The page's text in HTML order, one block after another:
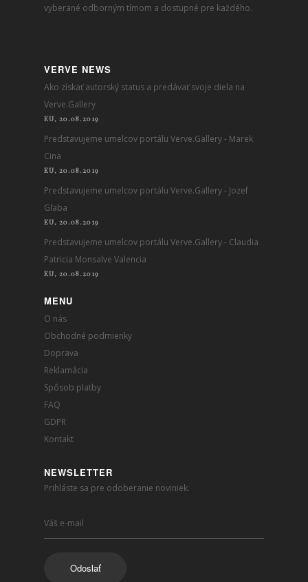
vyberané odborným tímom a dostupné pre každého.
VERVE NEWS
Ako získať autorský status a predávať svoje diela na
Verve.Gallery
EU, 20.08.2019
Predstavujeme umelcov portálu Verve.Gallery - Marek
Cina
EU, 20.08.2019
Predstavujeme umelcov portálu Verve.Gallery - Jozef
Gľaba
EU, 20.08.2019
Predstavujeme umelcov portálu Verve.Gallery - Claudia
Patricia Monsalve Valencia
EU, 20.08.2019
MENU
O nás
Obchodné podmienky
Doprava
Reklamácia
Spôsob platby
FAQ
GDPR
Kontakt
NEWSLETTER
Prihláste sa pre odoberanie noviniek.
Odoslať